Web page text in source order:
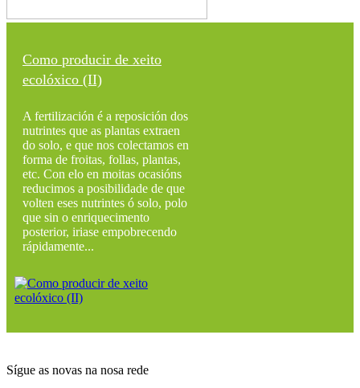
Como producir de xeito
ecolóxico (II)
A fertilización é a reposición dos
nutrintes que as plantas extraen
do solo, e que nos colectamos en
forma de froitas, follas, plantas,
etc. Con elo en moitas ocasións
reducimos a posibilidade de que
volten eses nutrintes ó solo, polo
que sin o enriquecimento
posterior, iriase empobrecendo
rápidamente...
Sígue as novas na nosa rede